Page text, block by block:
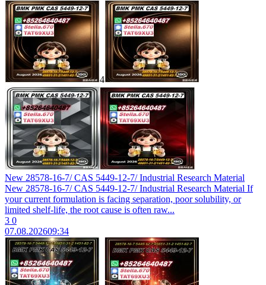
4
New 28578-16-7/ CAS 5449-12-7/ Industrial Research Material
New 28578-16-7/ CAS 5449-12-7/ Industrial Research Material If
your current formulation is facing separation, poor solubility, or
limited shelf-life, the root cause is often raw...
3 0
07.08.202609:34